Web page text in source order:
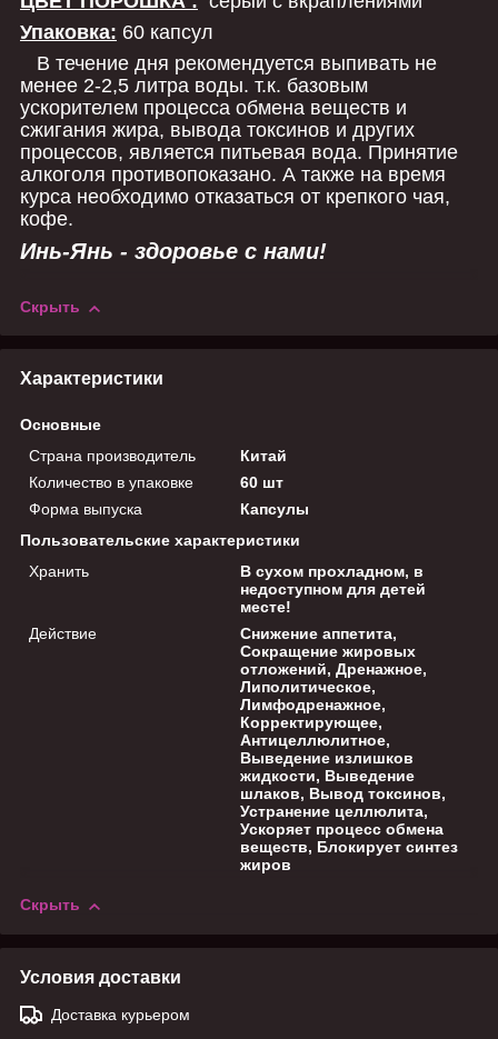
Упаковка: 60 капсул
В течение дня рекомендуется выпивать не
менее 2-2,5 литра воды. т.к. базовым
ускорителем процесса обмена веществ и
сжигания жира, вывода токсинов и других
процессов, является питьевая вода. Принятие
алкоголя противопоказано. А также на время
курса необходимо отказаться от крепкого чая,
кофе.
Инь-Янь - здоровье с нами!
Скрыть
Характеристики
Основные
Страна производитель
Китай
Количество в упаковке
60 шт
Форма выпуска
Капсулы
Пользовательские характеристики
Хранить
В сухом прохладном, в
недоступном для детей
месте!
Действие
Снижение аппетита,
Сокращение жировых
отложений, Дренажное,
Липолитическое,
Лимфодренажное,
Корректирующее,
Антицеллюлитное,
Выведение излишков
жидкости, Выведение
шлаков, Вывод токсинов,
Устранение целлюлита,
Ускоряет процесс обмена
веществ, Блокирует синтез
жиров
Скрыть
Условия доставки
Доставка курьером